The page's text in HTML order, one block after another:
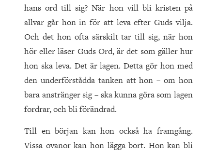
hans ord till sig? När hon vill bli kristen på
allvar går hon in för att leva efter Guds vilja.
Och det hon ofta särskilt tar till sig, när hon
hör eller läser Guds Ord, är det som gäller hur
hon ska leva. Det är lagen. Detta gör hon med
den underförstådda tanken att hon – om hon
bara anstränger sig – ska kunna göra som lagen
fordrar, och bli förändrad.
Till en början kan hon också ha framgång.
Vissa ovanor kan hon lägga bort. Hon kan bli